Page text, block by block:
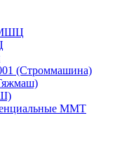
(Строммашина)
ММТ